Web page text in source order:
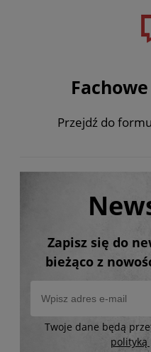
Przejdź do
Zapisz się do
bieżąco z
Twoje dane będą
polityką